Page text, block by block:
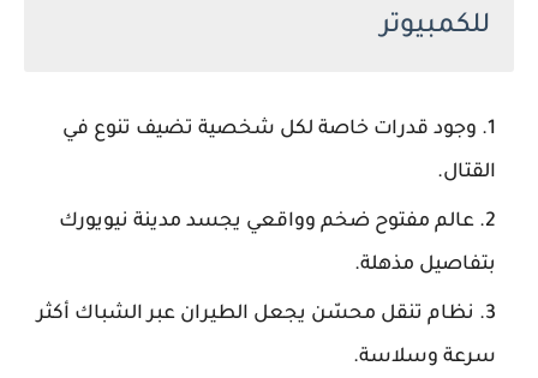
للكمبيوتر
وجود قدرات خاصة لكل شخصية تضيف تنوع في
القتال.
عالم مفتوح ضخم وواقعي يجسد مدينة نيويورك
بتفاصيل مذهلة.
نظام تنقل محسّن يجعل الطيران عبر الشباك أكثر
سرعة وسلاسة.